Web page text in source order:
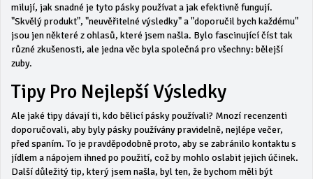
milují, jak snadné je tyto pásky používat a jak efektivně fungují.
"Skvělý produkt", "neuvěřitelné výsledky" a "doporučil bych každému"
jsou jen některé z ohlasů, které jsem našla. Bylo fascinující číst tak
různé zkušenosti, ale jedna věc byla společná pro všechny: bělejší
zuby.
Tipy Pro Nejlepší Výsledky
Ale jaké tipy dávají ti, kdo bělicí pásky používali? Mnozí recenzenti
doporučovali, aby byly pásky používány pravidelně, nejlépe večer,
před spaním. To je pravděpodobně proto, aby se zabránilo kontaktu s
jídlem a nápojem ihned po použití, což by mohlo oslabit jejich účinek.
Další důležitý tip, který jsem našla, byl ten, že bychom měli být